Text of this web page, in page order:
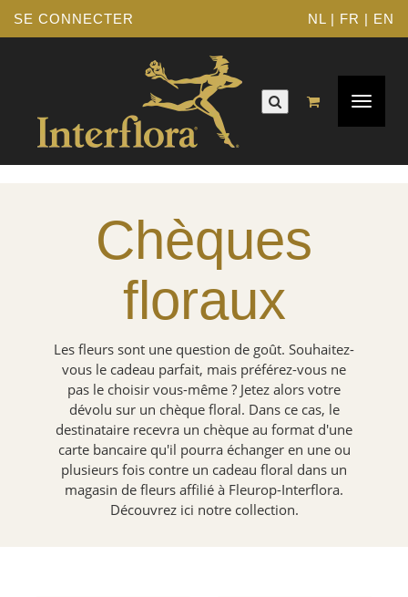
SE CONNECTER NL | FR | EN
Toggle
Chèques
floraux
Les fleurs sont une question de goût. Souhaitez-
vous le cadeau parfait, mais préférez-vous ne
pas le choisir vous-même ? Jetez alors votre
dévolu sur un chèque floral. Dans ce cas, le
destinataire recevra un chèque au format d'une
carte bancaire qu'il pourra échanger en une ou
plusieurs fois contre un cadeau floral dans un
magasin de fleurs affilié à Fleurop-Interflora.
Découvrez ici notre collection.